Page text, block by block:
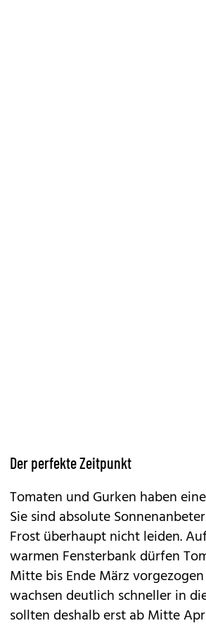
Der perfekte Zeitpunkt
Tomaten und Gurken haben
Sie sind absolute
Frost überhaupt nicht leiden.
warmen Fensterbank dürfen
Mitte bis Ende März
wachsen deutlich schneller in
sollten deshalb erst ab Mitte